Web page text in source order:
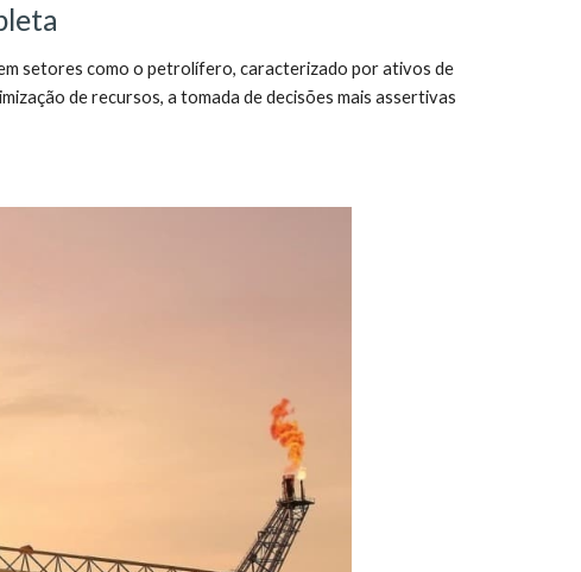
setores como o petrolífero, caracterizado por ativos de
de recursos, a tomada de decisões mais assertivas